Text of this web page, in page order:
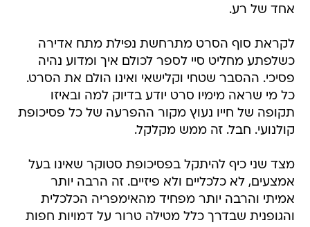
אחד של רע.
לקראת סוף הסרט מתרחשת נפילת מתח אדירה
כשלפתע מחליט סיי לספר לכולם איך ומדוע נהיה
פסיכי. ההסבר שטחי וקלישאי ואינו הולם את הסרט.
כל מי שראה מימיו סרט יודע בדיוק למה ובאיזו
תקופה של חייו נעוץ מקור ההפרעה של כל פסיכופת
קולנועי. חבל. זה ממש מקלקל.
מצד שני כיף להיתקל בפסיכופת סטוקר שאינו בעל
אמצעים, לא כלכליים ולא פיזיים. זה הרבה יותר
אמיתי והרבה יותר מפחיד מהאימפריה הכלכלית
והגופנית שבדרך כלל מטילה טרור על דמויות חפות